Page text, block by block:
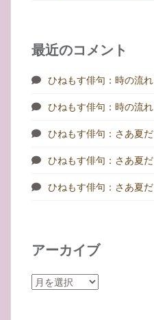
最近のコメント
ひねもす俳句：時の流れ
ひねもす俳句：時の流れ
ひねもす俳句：さあ夏だ
ひねもす俳句：さあ夏だ
ひねもす俳句：さあ夏だ
アーカイブ
ア